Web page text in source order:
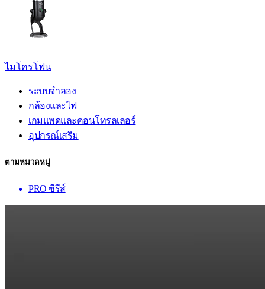
ไมโครโฟน
ระบบจำลอง
กล้องและไฟ
เกมแพดและคอนโทรลเลอร์
อุปกรณ์เสริม
ตามหมวดหมู่
PRO ซีรีส์